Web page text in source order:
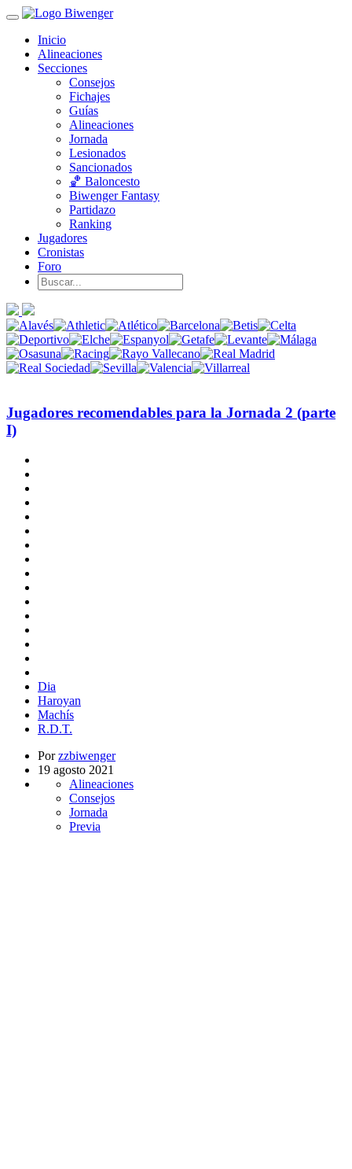
Inicio
Alineaciones
Secciones
Consejos
Fichajes
Guías
Alineaciones
Jornada
Lesionados
Sancionados
🏀 Baloncesto
Biwenger Fantasy
Partidazo
Ranking
Jugadores
Cronistas
Foro
Jugadores recomendables para la Jornada 2 (parte
I)
Dia
Haroyan
Machís
R.D.T.
Porzzbiwenger
19 agosto 2021
Alineaciones
Consejos
Jornada
Previa